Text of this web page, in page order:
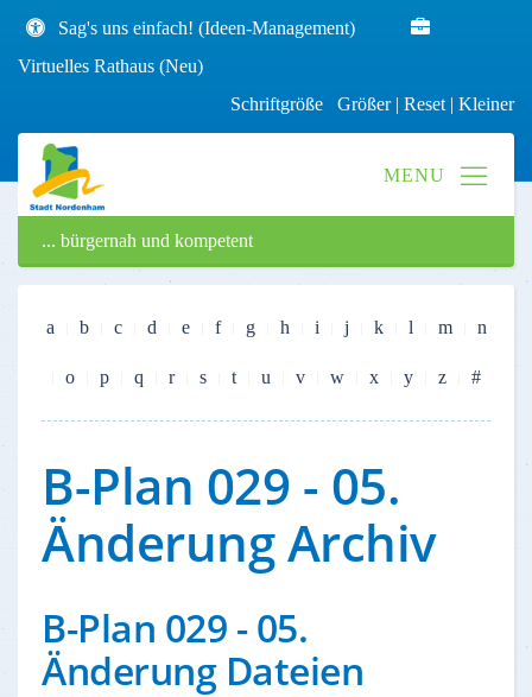
Sag's uns einfach! (Ideen-Management)
Virtuelles Rathaus (Neu)
Schriftgröße Größer| Reset | Kleiner
... bürgernah und kompetent
a b c d e f g h i j k l m n
o p q r s t u v w x y z #
B-Plan 029 - 05.
Änderung Archiv
B-Plan 029 - 05.
Änderung Dateien